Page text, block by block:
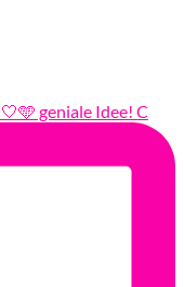
geniale Idee! C